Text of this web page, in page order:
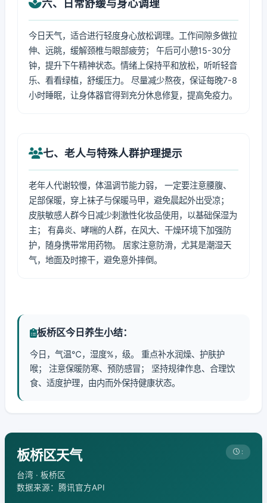
六、日常舒缓与身心调理
今日天气，适合进行轻度身心放松调理。工作间隙多做拉
伸、远眺，缓解颈椎与眼部疲劳； 午后可小憩15-30分
钟，提升下午精神状态。情绪上保持平和放松，听听轻音
乐、看看绿植，舒缓压力。 尽量减少熬夜，保证每晚7-8
小时睡眠，让身体器官得到充分休息修复，提高免疫力。
七、老人与特殊人群护理提示
老年人代谢较慢，体温调节能力弱， 一定要注意腰腹、
足部保暖，穿上袜子与保暖马甲，避免晨起外出受凉；
皮肤敏感人群今日减少刺激性化妆品使用，以基础保湿为
主； 有鼻炎、哮喘的人群，在风大、干燥环境下加强防
护，随身携带常用药物。 居家注意防滑，尤其是潮湿天
气，地面及时擦干，避免意外摔倒。
板桥区今日养生小结：
今日，气温℃，湿度%，级。 重点补水润燥、护肤护
喉； 注意保暖防寒、预防感冒； 坚持规律作息、合理饮
食、适度护理，由内而外保持健康状态。
板桥区天气
台湾 · 板桥区
数据来源：腾讯官方API
: